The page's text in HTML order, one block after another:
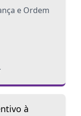
e Ordem
à